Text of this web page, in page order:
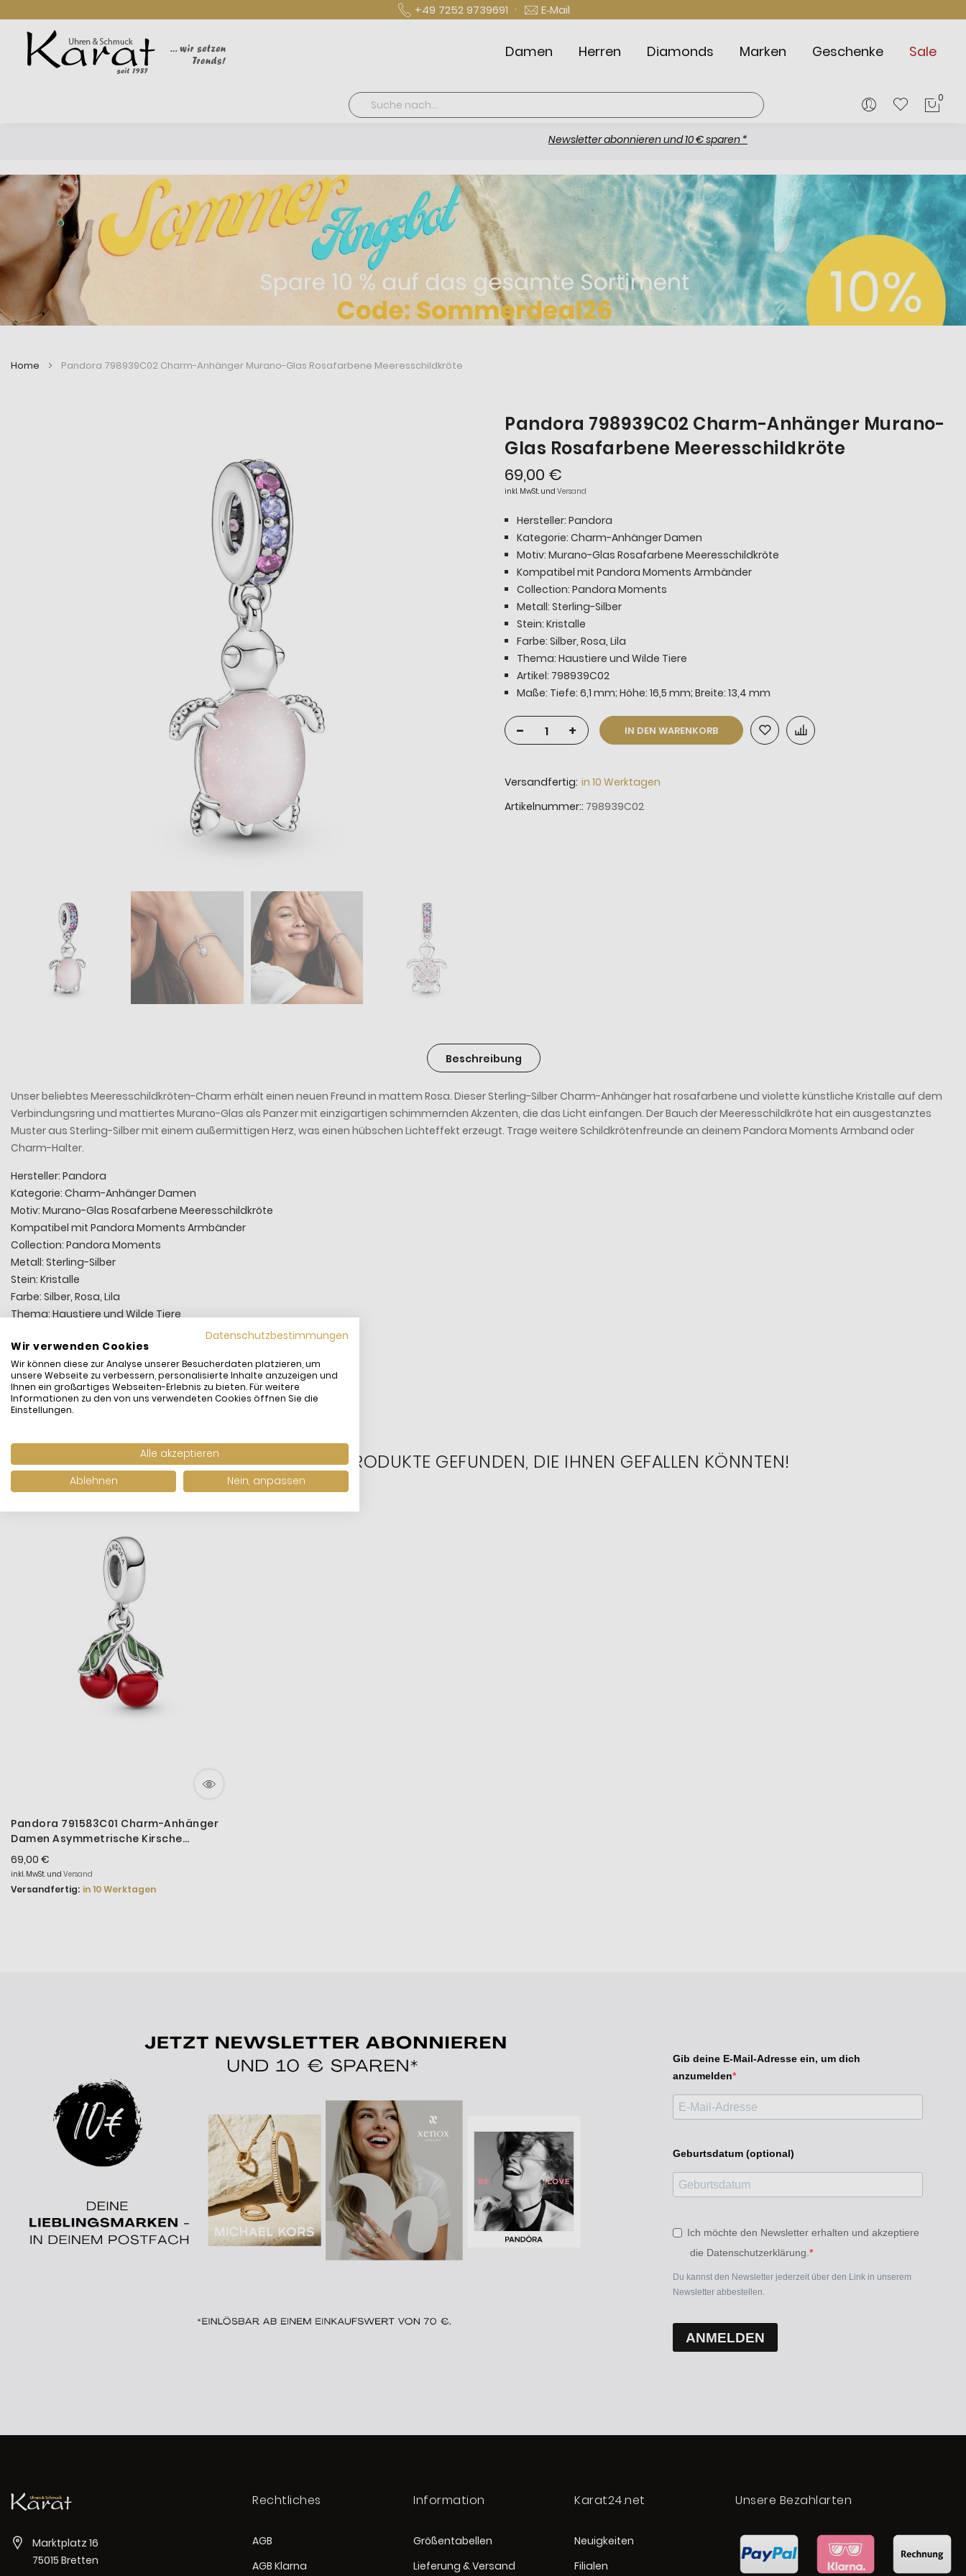
+49 7252 9739691 · E‑Mail
Damen Herren Diamonds Marken Geschenke Sale
Suche
0
Newsletter abonnieren und 10 € sparen *
Home Pandora 798939C02 Charm-Anhänger Murano-Glas Rosafarbene Meeresschildkröte
Pandora 798939C02 Charm-Anhänger Murano-
Glas Rosafarbene Meeresschildkröte
69,00 €
inkl. MwSt. und Versand
Hersteller: Pandora
Kategorie: Charm-Anhänger Damen
Motiv: Murano-Glas Rosafarbene Meeresschildkröte
Kompatibel mit Pandora Moments Armbänder
Collection: Pandora Moments
Metall: Sterling-Silber
Stein: Kristalle
Farbe: Silber, Rosa, Lila
Thema: Haustiere und Wilde Tiere
Artikel: 798939C02
Maße: Tiefe: 6,1 mm; Höhe: 16,5 mm; Breite: 13,4 mm
- + IN DEN WARENKORB
Versandfertig: in 10 Werktagen
Artikelnummer: 798939C02
Beschreibung
Unser beliebtes Meeresschildkröten-Charm erhält einen neuen Freund in mattem Rosa. Dieser Sterling-Silber Charm-Anhänger hat rosafarbene und violette künstliche Kristalle auf dem
Verbindungsring und mattiertes Murano-Glas als Panzer mit einzigartigen schimmernden Akzenten, die das Licht einfangen. Der Bauch der Meeresschildkröte hat ein ausgestanztes
Muster aus Sterling-Silber mit einem außermittigen Herz, was einen hübschen Lichteffekt erzeugt. Trage weitere Schildkrötenfreunde an deinem Pandora Moments Armband oder
Charm-Halter.
Hersteller: Pandora
Kategorie: Charm-Anhänger Damen
Motiv: Murano-Glas Rosafarbene Meeresschildkröte
Kompatibel mit Pandora Moments Armbänder
Collection: Pandora Moments
Metall: Sterling-Silber
Stein: Kristalle
Farbe: Silber, Rosa, Lila
Thema: Haustiere und Wilde Tiere
Maße: Tiefe: 6,1 mm; Höhe: 16,5 mm; Breite: 13,4 mm
WIR HABEN ANDERE PRODUKTE GEFUNDEN, DIE IHNEN GEFALLEN KÖNNTEN!
Pandora 791583C01 Charm-Anhänger
Damen Asymmetrische Kirsche
Sterling-Silber
69,00 €
inkl. MwSt. und Versand
Versandfertig: in 10 Werktagen
Gib deine E-Mail-Adresse ein, um dich
anzumelden
Geburtsdatum (optional)
Ich möchte den Newsletter erhalten und akzeptiere
die Datenschutzerklärung.
Du kannst den Newsletter jederzeit über den Link in unserem
Newsletter abbestellen.
ANMELDEN
Marktplatz 16
75015 Bretten
Rechtliches
AGB
AGB Klarna
Information
Größentabellen
Lieferung & Versand
Karat24.net
Neuigkeiten
Filialen
Unsere Bezahlarten
Datenschutzbestimmungen
Wir verwenden Cookies
Wir können diese zur Analyse unserer Besucherdaten platzieren, um
unsere Webseite zu verbessern, personalisierte Inhalte anzuzeigen und
Ihnen ein großartiges Webseiten-Erlebnis zu bieten. Für weitere
Informationen zu den von uns verwendeten Cookies öffnen Sie die
Einstellungen.
Alle akzeptieren
Ablehnen
Nein, anpassen